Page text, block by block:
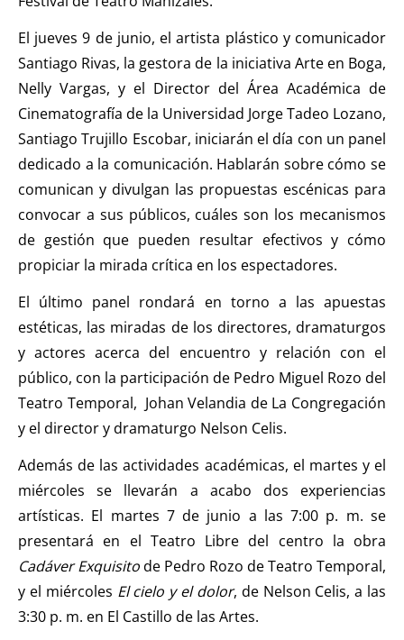
El jueves 9 de junio, el artista plástico y comunicador
Santiago Rivas, la gestora de la iniciativa Arte en Boga,
Nelly Vargas, y el Director del Área Académica de
Cinematografía de la Universidad Jorge Tadeo Lozano,
Santiago Trujillo Escobar, iniciarán el día con un panel
dedicado a la comunicación. Hablarán sobre cómo se
comunican y divulgan las propuestas escénicas para
convocar a sus públicos, cuáles son los mecanismos
de gestión que pueden resultar efectivos y cómo
propiciar la mirada crítica en los espectadores.
El último panel rondará en torno a las apuestas
estéticas, las miradas de los directores, dramaturgos
y actores acerca del encuentro y relación con el
público, con la participación de Pedro Miguel Rozo del
Teatro Temporal, Johan Velandia de La Congregación
y el director y dramaturgo Nelson Celis.
Además de las actividades académicas, el martes y el
miércoles se llevarán a acabo dos experiencias
artísticas. El martes 7 de junio a las 7:00 p. m. se
presentará en el Teatro Libre del centro la obra
Cadáver Exquisitode Pedro Rozo de Teatro Temporal,
y el miércoles El cielo y el dolor, de Nelson Celis, a las
3:30 p. m. en El Castillo de las Artes.